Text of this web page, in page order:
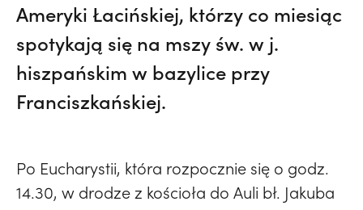
Ameryki Łacińskiej, którzy co miesiąc
spotykają się na mszy św. w j.
hiszpańskim w bazylice przy
Franciszkańskiej.
Po Eucharystii, która rozpocznie się o godz.
14.30, w drodze z kościoła do Auli bł. Jakuba